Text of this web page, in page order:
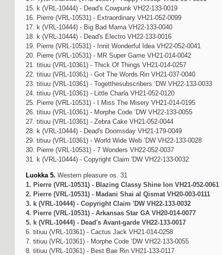
15. k (VRL-10444) - Dead's Cowpunk VH22-133-0019
16. Pierre (VRL-10531) - Extraordinary VH21-052-0099
17. k (VRL-10444) - Big Bad Mama VH22-133-0040
18. k (VRL-10444) - Dead's Electro VH22-133-0016
19. Pierre (VRL-10531) - Innit Wonderful Idea VH22-052-0041
20. Pierre (VRL-10531) - MR Super Game VH21-014-0042
21. titiuu (VRL-10361) - Thick Of Things VH21-014-0257
22. titiuu (VRL-10361) - Got The Words Rin VH21-037-0040
23. titiuu (VRL-10361) - Togetthesubscribers ‘DW VH22-133-0033
24. titiuu (VRL-10361) - Little Charla VH21-052-0120
25. Pierre (VRL-10531) - I Miss The Misery VH21-014-0195
26. titiuu (VRL-10361) - Morphe Code ‘DW VH22-133-0055
27. titiuu (VRL-10361) - Zebra Cake VH21-052-0044
28. k (VRL-10444) - Dead's Doomsday VH21-179-0049
29. titiuu (VRL-10361) - World Wide Web ‘DW VH22-133-0028
30. Pierre (VRL-10531) - 7 Wonders VH22-052-0037
31. k (VRL-10444) - Copyright Claim 'DW VH22-133-0032
Luokka 5. Western pleasure os. 31
1. Pierre (VRL-10531) - Blazing Classy Shine Ion VH21-052-0061
2. Pierre (VRL-10531) - Madani Shai al Qismat VH20-003-0111
3. k (VRL-10444) - Copyright Claim 'DW VH22-133-0032
4. Pierre (VRL-10531) - Arkansas Star GA VH20-014-0077
5. k (VRL-10444) - Dead's Avant-garde VH22-133-0017
6. titiuu (VRL-10361) - Cactus Jack VH21-014-0258
7. titiuu (VRL-10361) - Morphe Code ‘DW VH22-133-0055
8. titiuu (VRL-10361) - Best Bae Rin VH21-133-0117